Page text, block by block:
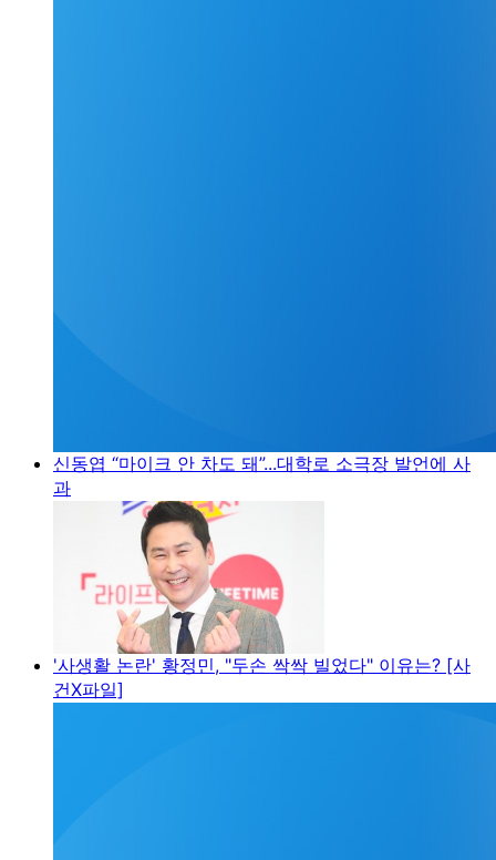
신동엽 “마이크 안 차도 돼”...대학로 소극장 발언에 사
과
'사생활 논란' 황정민, "두손 싹싹 빌었다" 이유는? [사
건X파일]